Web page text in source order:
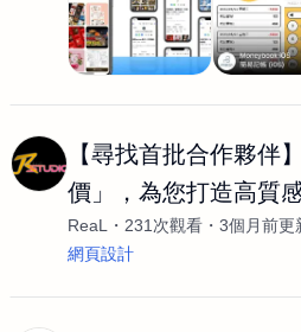
【尋找首批合作夥伴
價」，為您打造高質
ReaL 231次觀看
3個月前更
網頁設計